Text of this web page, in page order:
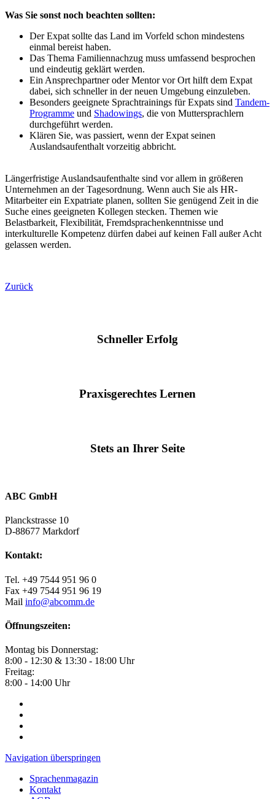
Was Sie sonst noch beachten sollten:
Der Expat sollte das Land im Vorfeld schon mindestens
einmal bereist haben.
Das Thema Familiennachzug muss umfassend besprochen
und eindeutig geklärt werden.
Ein Ansprechpartner oder Mentor vor Ort hilft dem Expat
dabei, sich schneller in der neuen Umgebung einzuleben.
Besonders geeignete Sprachtrainings für Expats sind Tandem-
Programme und Shadowings, die von Muttersprachlern
durchgeführt werden.
Klären Sie, was passiert, wenn der Expat seinen
Auslandsaufenthalt vorzeitig abbricht.
Längerfristige Auslandsaufenthalte sind vor allem in größeren
Unternehmen an der Tagesordnung. Wenn auch Sie als HR-
Mitarbeiter ein Expatriate planen, sollten Sie genügend Zeit in die
Suche eines geeigneten Kollegen stecken. Themen wie
Belastbarkeit, Flexibilität, Fremdsprachenkenntnisse und
interkulturelle Kompetenz dürfen dabei auf keinen Fall außer Acht
gelassen werden.
Zurück
Schneller Erfolg
Praxisgerechtes Lernen
Stets an Ihrer Seite
ABC GmbH
Planckstrasse 10
D-88677 Markdorf
Kontakt:
Tel. +49 7544 951 96 0
Fax +49 7544 951 96 19
Mail info@abcomm.de
Öffnungszeiten:
Montag bis Donnerstag:
8:00 - 12:30 & 13:30 - 18:00 Uhr
Freitag:
8:00 - 14:00 Uhr
Navigation überspringen
Sprachenmagazin
Kontakt